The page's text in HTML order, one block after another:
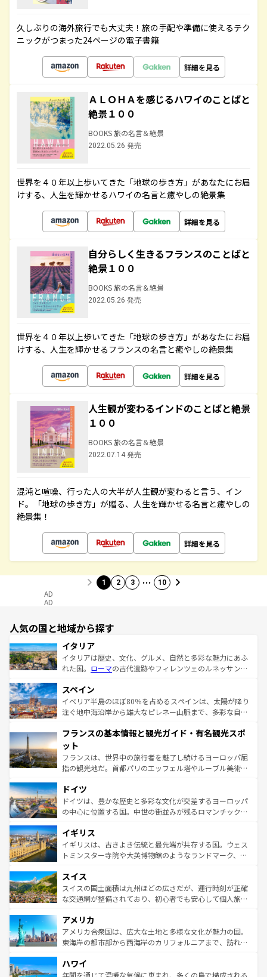
久しぶりの海外旅行でも大丈夫！旅の手配や準備に使えるテク
ニックがつまった24ページの電子書籍
詳細を見る
ＡＬＯＨＡを感じるハワイのことばと
絶景１００
BOOKS 旅の名言＆絶景
2022.05.26 発売
世界を４０年以上歩いてきた「地球の歩き方」があなたにお届
けする、人生を輝かせるハワイの名言と癒やしの絶景集
詳細を見る
自分らしく生きるフランスのことばと
絶景１００
BOOKS 旅の名言＆絶景
2022.05.26 発売
世界を４０年以上歩いてきた「地球の歩き方」があなたにお届
けする、人生を輝かせるフランスの名言と癒やしの絶景集
詳細を見る
人生観が変わるインドのことばと絶景
１００
BOOKS 旅の名言＆絶景
2022.07.14 発売
混沌と喧噪、行った人の大半が人生観が変わると言う、イン
ド。「地球の歩き方」が贈る、人生を輝かせる名言と癒やしの
絶景集！
詳細を見る
1 2 3 … 10
AD
AD
人気の国と地域から探す
イタリア
イタリアは歴史、文化、グルメ、自然と多彩な魅力にあふ
れた国。 ローマの古代遺跡やフィレンツェのルネッサンス
ろん、トスカーナの美しい田園風景やアマルフィ海岸の絶
景など、自然景観も見逃せない。観光の合間には、本場の
ピザやパスタなど、絶品のイタリア料理を堪能することも
ませてくれるイタリアで、忘れられない旅をしてみよう！
なお、新着のイタリア情報は
しい。
スペイン
イベリア半島のほぼ80％を占めるスペインは、太陽が降り
注ぐ地中海沿岸から雄大なピレネー山脈まで、多彩な自然
文化が根付くこの国では、情熱的なフラメンコ、熱気あふ
れる闘牛、そして美味しいタパスが生活の一部となってい
る。首都マドリードの洗練された雰囲気や、バルセロナの
アートに溢れた街角から、地方では古代ローマ遺跡や中世
せる。地方によって風土や気候が異なるスペインはその個
性で訪れる人を魅了する。 なお、新着のスペイン情報は コ
ンテンツ一覧を参照してほしい。
フランスの基本情報と観光ガイド・有名観光スポ
ット
フランスは、世界中の旅行者を魅了し続けるヨーロッパ屈
指の観光地だ。首都パリのエッフェル塔やルーブル美術館
で、幅広い魅力が詰まっている。華麗な宮殿、歴史的な大
聖堂、美しいビーチ、そして豊かな自然が、訪れる者を心
から魅了する。また、フランスは美食の国としても知ら
いる。シャンパンの発祥地であるランス、プロヴァンスの
香り高いラベンダー畑など、多彩な楽しみ方が可能だ。さ
らに、パリ以外の地域にも魅力が溢れており、どの街角に
れる地方に足を運ぶとそれぞれで全く異なる文化を体験で
きるだろう。 なお、新着のフランス情報はコンテンツ一覧
を参照してほしい。
ドイツ
ドイツは、豊かな歴史と多彩な文化が交差するヨーロッパ
の中心に位置する国。中世の街並みが残るロマンチック街
顔を持つこの国は、どこを歩いても飽きることがない。ベ
ルリンの文化的活気、バイエルン州のアルプスの絶景、そ
してライン川沿いのワイン畑といった風景は必見。ビール
は、お酒好きな人にはぜひ体験してほしい。 なお、新着の
ドイツ情報はコンテンツ一覧を参照してほしい。
イギリス
イギリスは、古きよき伝統と最先端が共存する国。ウェス
トミンスター寺院や大英博物館のようなランドマーク、歴
リアごとに異なる魅力がある。また、優雅なアフタヌーン
ティー、ビール好きにはたまらない英国パブ、サッカー観
戦など、本場だからこそできる体験も豊富。イギリスを旅
ンツ一覧を参照してほしい。
スイス
スイスの国土面積は九州ほどの広さだが、運行時刻が正確
な交通網が整備されており、初心者でも安心して個人旅行
の建物がそのまま残る町や、スイスならではのユニークな
博物館もあり、アルプス観光だけでなく町歩きも満喫する
ことができる。国民の所得が高いため物価も高いが、旅行
ば市内交通費無料で観光を楽しむこともできる。 なお、新
着のスイス情報はコンテンツ一覧 を参照してほしい。
アメリカ
アメリカ合衆国は、広大な土地と多様な文化が魅力の国。
東海岸の都市部から西海岸のカリフォルニアまで、訪れる
のような巨大都市は、観光、ショッピング、エンターテイ
ンメントが詰まった刺激的なスポットだ。一方、アメリカ
ハワイ
年間を通じて温暖な気候に恵まれ、多くの島で構成される